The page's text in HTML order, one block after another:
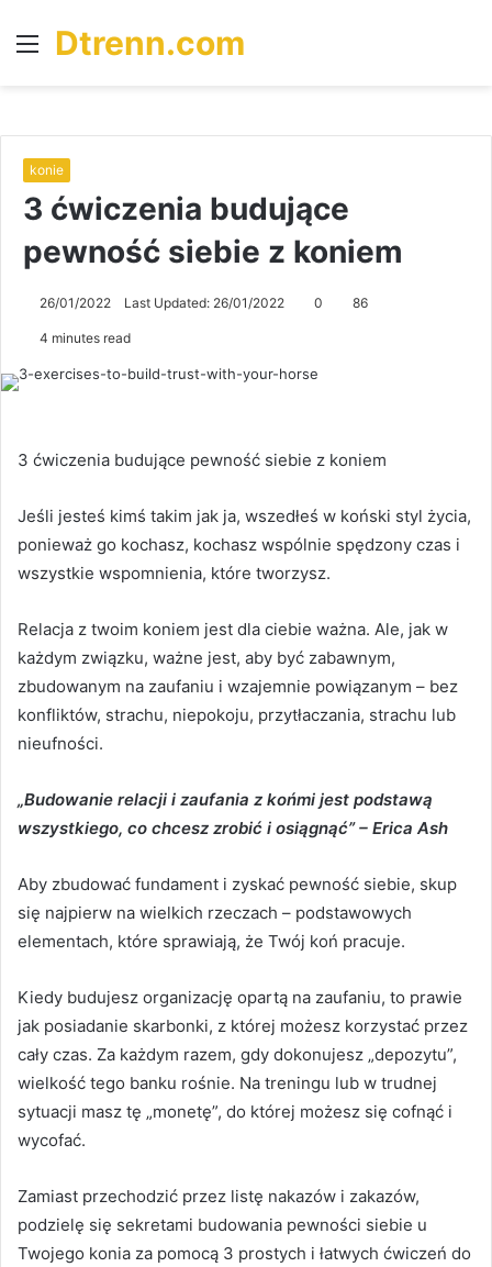
Menu
Dtrenn.com
konie
3 ćwiczenia budujące
pewność siebie z koniem
26/01/2022 Last Updated: 26/01/2022 0 86
4 minutes read
3 ćwiczenia budujące pewność siebie z koniem
Jeśli jesteś kimś takim jak ja, wszedłeś w koński styl życia,
ponieważ go kochasz, kochasz wspólnie spędzony czas i
wszystkie wspomnienia, które tworzysz.
Relacja z twoim koniem jest dla ciebie ważna. Ale, jak w
każdym związku, ważne jest, aby być zabawnym,
zbudowanym na zaufaniu i wzajemnie powiązanym – bez
konfliktów, strachu, niepokoju, przytłaczania, strachu lub
nieufności.
„Budowanie relacji i zaufania z końmi jest podstawą
wszystkiego, co chcesz zrobić i osiągnąć” – Erica Ash
Aby zbudować fundament i zyskać pewność siebie, skup
się najpierw na wielkich rzeczach – podstawowych
elementach, które sprawiają, że Twój koń pracuje.
Kiedy budujesz organizację opartą na zaufaniu, to prawie
jak posiadanie skarbonki, z której możesz korzystać przez
cały czas. Za każdym razem, gdy dokonujesz „depozytu”,
wielkość tego banku rośnie. Na treningu lub w trudnej
sytuacji masz tę „monetę”, do której możesz się cofnąć i
wycofać.
Zamiast przechodzić przez listę nakazów i zakazów,
podzielę się sekretami budowania pewności siebie u
Twojego konia za pomocą 3 prostych i łatwych ćwiczeń do